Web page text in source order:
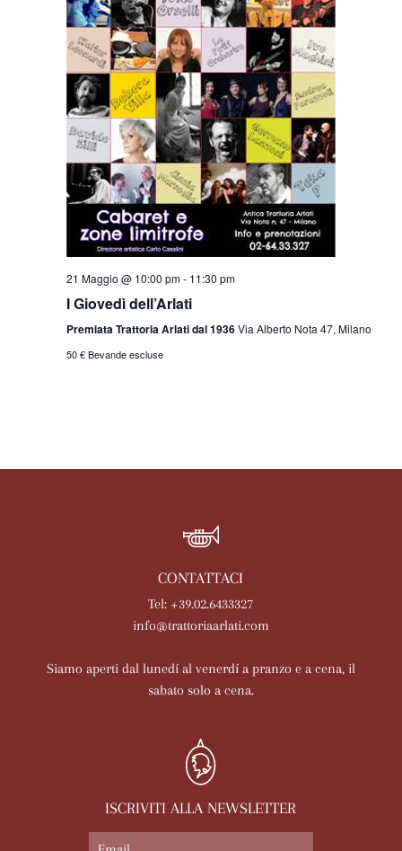
21 Maggio @ 10:00 pm- 11:30 pm
I Giovedì dell’Arlati
Premiata Trattoria Arlati dal 1936Via Alberto Nota 47, Milano
50 € Bevande escluse
CONTATTACI
Tel: +39.02.6433327
info@trattoriaarlati.com
Siamo aperti dal lunedí al venerdí a pranzo e a cena, il
sabato solo a cena.
ISCRIVITI ALLA NEWSLETTER